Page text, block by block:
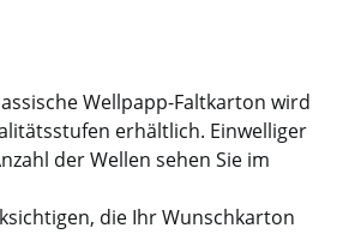
Wellpapp-Faltkarton wird
erhältlich. Einwelliger
der Wellen sehen Sie im
die Ihr Wunschkarton